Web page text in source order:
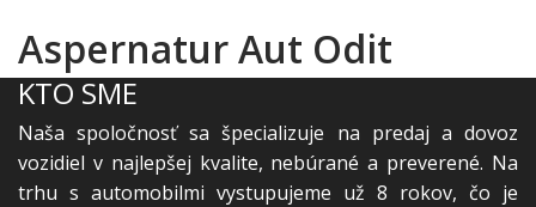
Aspernatur Aut Odit
KTO SME
Naša spoločnosť sa špecializuje na predaj a dovoz
vozidiel v najlepšej kvalite, nebúrané a preverené. Na
trhu s automobilmi vystupujeme už 8 rokov, čo je